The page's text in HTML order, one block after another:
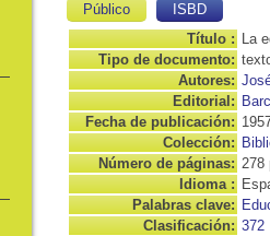
Público
ISBD
Título : La
Tipo de documento:
Autores:
Editorial:
Fecha de publicación:
Colección:
Número de páginas: 278
Idioma :
Palabras clave:
Clasificación: 372